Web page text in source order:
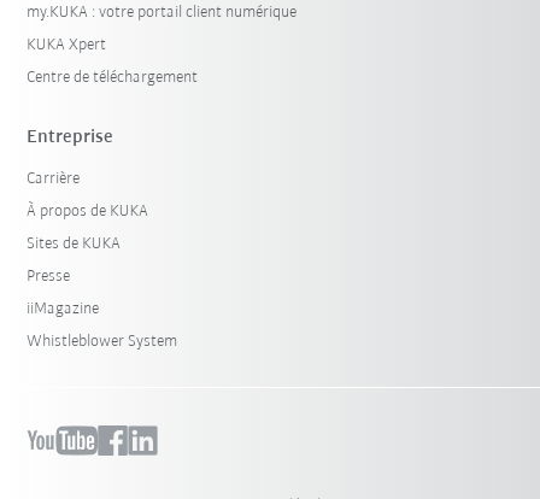
my.KUKA : votre portail client numérique
KUKA Xpert
Centre de téléchargement
Entreprise
Carrière
À propos de KUKA
Sites de KUKA
Presse
iiMagazine
Whistleblower System